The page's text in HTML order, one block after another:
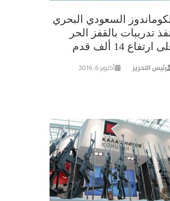
السعودي البحري
تدريبات بالقفز الحر
ارتفاع 14 ألف قدم
رئيس التحرير أكتوبر 6, 2016